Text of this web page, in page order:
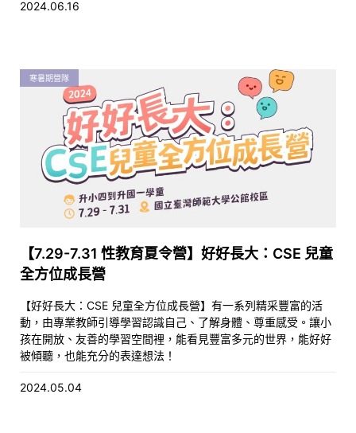
2024.06.16
寒暑期營隊
【7.29-7.31 性教育夏令營】好好長大：CSE 兒童
全方位成長營
【好好長大：CSE 兒童全方位成長營】有一系列精采豐富的活
動，由專業教師引導學習認識自己、了解身體、尊重感受。讓小
孩在開放、友善的學習空間裡，能看見豐富多元的世界，能好好
被傾聽，也能充分的表達想法！
2024.05.04